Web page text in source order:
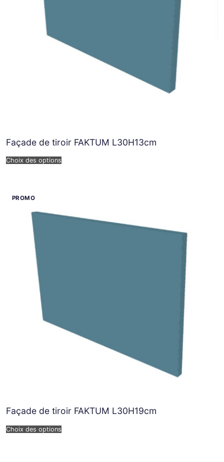
Façade de tiroir FAKTUM L30H13cm
Choix des options
Façade de tiroir FAKTUM L30H19cm
Choix des options